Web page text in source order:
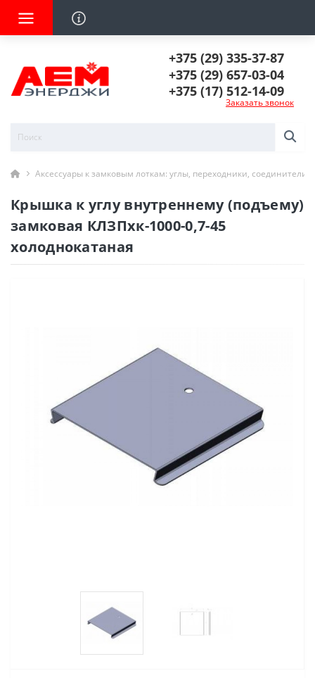
+375 (29) 335-37-87
+375 (29) 657-03-04
+375 (17) 512-14-09
Заказать звонок
Аксессуары к замковым лоткам: углы, переходники, соединители
Крышка к углу внутреннему (подъему)
замковая КЛЗПхк-1000-0,7-45
холоднокатаная